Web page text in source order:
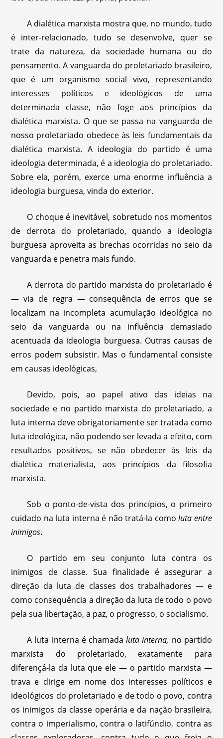
A dialética marxista mostra que, no mundo, tudo
é inter-relacionado, tudo se desenvolve, quer se
trate da natureza, da sociedade humana ou do
pensamento. A vanguarda do proletariado brasileiro,
que é um organismo social vivo, representando
interesses políticos e ideológicos de uma
determinada classe, não foge aos princípios da
dialética marxista. O que se passa na vanguarda de
nosso proletariado obedece às leis fundamentais da
dialética marxista. A ideologia do partido é uma
ideologia determinada, é a ideologia do proletariado.
Sobre ela, porém, exerce uma enorme influência a
ideologia burguesa, vinda do exterior.
O choque é inevitável, sobretudo nos momentos
de derrota do proletariado, quando a ideologia
burguesa aproveita as brechas ocorridas no seio da
vanguarda e penetra mais fundo.
A derrota do partido marxista do proletariado é
— via de regra — consequência de erros que se
localizam na incompleta acumulação ideológica no
seio da vanguarda ou na influência demasiado
acentuada da ideologia burguesa. Outras causas de
erros podem subsistir. Mas o fundamental consiste
em causas ideológicas,
Devido, pois, ao papel ativo das ideias na
sociedade e no partido marxista do proletariado, a
luta interna deve obrigatoriamente ser tratada como
luta ideológica, não podendo ser levada a efeito, com
resultados positivos, se não obedecer às leis da
dialética materialista, aos princípios da filosofia
marxista.
Sob o ponto-de-vista dos princípios, o primeiro
cuidado na luta interna é não tratá-la comoluta entre
inimigos.
O partido em seu conjunto luta contra os
inimigos de classe. Sua finalidade é assegurar a
direção da luta de classes dos trabalhadores — e
como consequência a direção da luta de todo o povo
pela sua libertação, a paz, o progresso, o socialismo.
A luta interna é chamadaluta interna, no partido
marxista do proletariado, exatamente para
diferençá-la da luta que ele — o partido marxista —
trava e dirige em nome dos interesses políticos e
ideológicos do proletariado e de todo o povo, contra
os inimigos da classe operária e da nação brasileira,
contra o imperialismo, contra o latifúndio, contra as